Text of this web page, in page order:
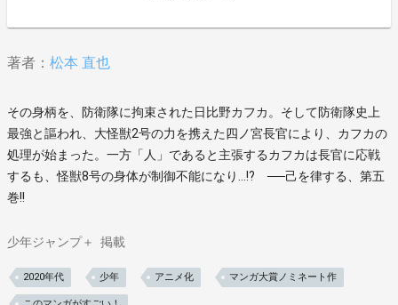
著者： 松本 直也
その身柄を、防衛隊に拘束された日比野カフカ。そして防衛隊史上
最強と謳われ、大怪獣2号の力を携えた四ノ宮長官により、カフカの
処理が始まった。一方「人」であると主張するカフカは長官に応戦
するも、怪獣8号の身体が制御不能になり…!? ──己を律する、第五
巻!!
少年ジャンプ＋ 掲載
2020年代 少年 アニメ化 マンガ大賞ノミネート作